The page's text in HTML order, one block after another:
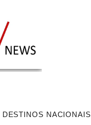
DESTINOS NACIONAIS